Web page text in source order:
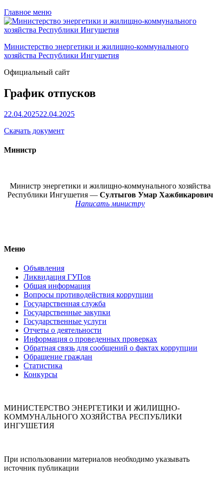
Главное меню
Министерство энергетики и жилищно-коммунального
хозяйства Республики Ингушетия
Официальный сайт
График отпусков
22.04.202522.04.2025
Скачать документ
Министр
Министр энергетики и жилищно-коммунального хозяйства
Республики Ингушетия — Султыгов Умар Хажбикарович
Написать министру
Меню
Объявления
Ликвидация ГУПов
Общая информация
Вопросы противодействия коррупции
Государственная служба
Государственные закупки
Государственные услуги
Отчеты о деятельности
Информация о проведенных проверках
Обратная связь для сообщений о фактах коррупции
Обращение граждан
Статистика
Конкурсы
МИНИСТЕРСТВО ЭНЕРГЕТИКИ И ЖИЛИЩНО-
КОММУНАЛЬНОГО ХОЗЯЙСТВА РЕСПУБЛИКИ
ИНГУШЕТИЯ
При использовании материалов необходимо указывать
источник публикации